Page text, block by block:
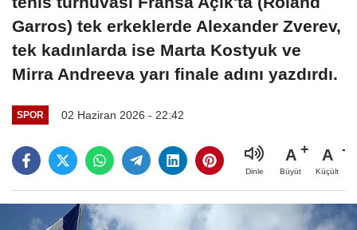
Garros) tek erkeklerde Alexander Zverev,
tek kadınlarda ise Marta Kostyuk ve
Mirra Andreeva yarı finale adını yazdırdı.
SPOR 02 Haziran 2026 - 22:42
Dinle
A
Büyüt
A
Küçült